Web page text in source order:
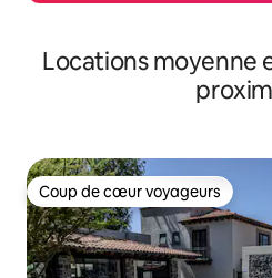
Locations moyenne
Coup de cœur voyageurs
Coup de cœur voyageurs